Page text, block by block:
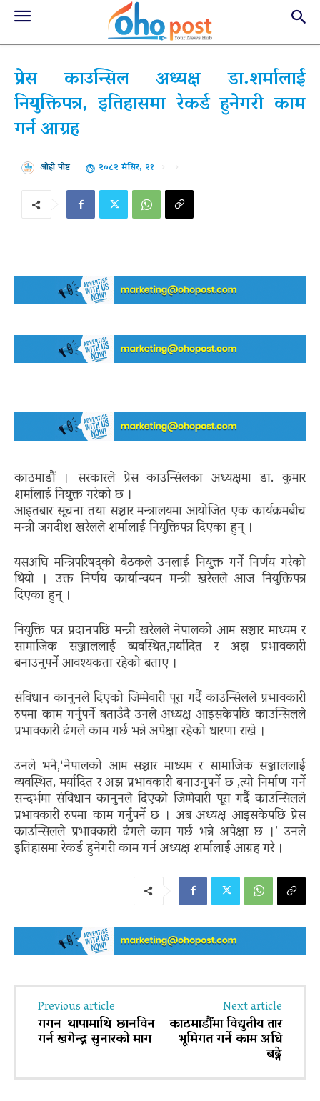
प्रेस काउन्सिल अध्यक्ष डा.शर्मालाई
नियुक्तिपत्र, इतिहासमा रेकर्ड हुनेगरी काम
गर्न आग्रह
ओहो पोष्ट २०८२ मंसिर, २१
काठमाडौं । सरकारले प्रेस काउन्सिलका अध्यक्षमा डा. कुमार
शर्मालाई नियुक्त गरेको छ ।
आइतबार सूचना तथा सञ्चार मन्त्रालयमा आयोजित एक कार्यक्रमबीच
मन्त्री जगदीश खरेलले शर्मालाई नियुक्तिपत्र दिएका हुन् ।
यसअघि मन्त्रिपरिषद्को बैठकले उनलाई नियुक्त गर्ने निर्णय गरेको
थियो । उक्त निर्णय कार्यान्वयन मन्त्री खरेलले आज नियुक्तिपत्र
दिएका हुन् ।
नियुक्ति पत्र प्रदानपछि मन्त्री खरेलले नेपालको आम सञ्चार माध्यम र
सामाजिक सञ्जाललाई व्यवस्थित,मर्यादित र अझ प्रभावकारी
बनाउनुपर्ने आवश्यकता रहेको बताए ।
संविधान कानुनले दिएको जिम्मेवारी पूरा गर्दै काउन्सिलले प्रभावकारी
रुपमा काम गर्नुपर्ने बताउँदै उनले अध्यक्ष आइसकेपछि काउन्सिलले
प्रभावकारी ढंगले काम गर्छ भन्ने अपेक्षा रहेको धारणा राखे ।
उनले भने,‘नेपालको आम सञ्चार माध्यम र सामाजिक सञ्जाललाई
व्यवस्थित, मर्यादित र अझ प्रभावकारी बनाउनुपर्ने छ ,त्यो निर्माण गर्ने
सन्दर्भमा संविधान कानुनले दिएको जिम्मेवारी पूरा गर्दै काउन्सिलले
प्रभावकारी रुपमा काम गर्नुपर्ने छ । अब अध्यक्ष आइसकेपछि प्रेस
काउन्सिलले प्रभावकारी ढंगले काम गर्छ भन्ने अपेक्षा छ ।’ उनले
इतिहासमा रेकर्ड हुनेगरी काम गर्न अध्यक्ष शर्मालाई आग्रह गरे ।
Previous article
गगन थापामाथि छानविन
गर्न खगेन्द्र सुनारको माग
Next article
काठमाडौंमा विद्युतीय तार
भूमिगत गर्ने काम अघि
बढ्ने